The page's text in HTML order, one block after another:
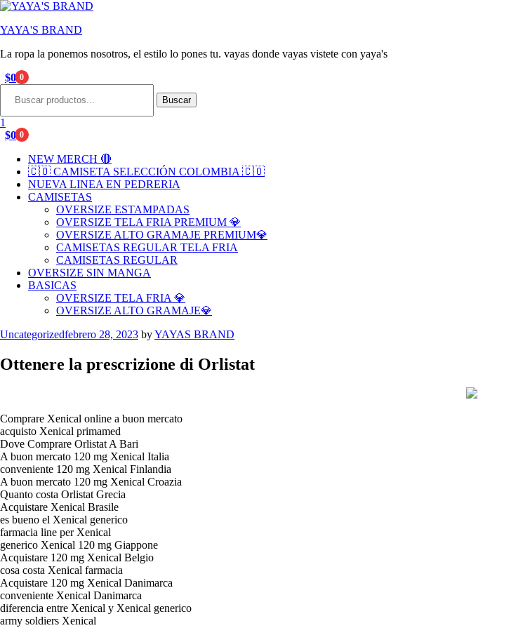
YAYA'S BRAND
La ropa la ponemos nosotros, el estilo lo pones tu. vayas donde vayas vistete con yaya's
0
$0
Buscar
1
0
$0
NEW MERCH 🔴
🇨🇴 CAMISETA SELECCIÓN COLOMBIA 🇨🇴
NUEVA LINEA EN PEDRERIA
CAMISETAS
OVERSIZE ESTAMPADAS
OVERSIZE TELA FRIA PREMIUM 💎
OVERSIZE ALTO GRAMAJE PREMIUM💎
CAMISETAS REGULAR TELA FRIA
CAMISETAS REGULAR
OVERSIZE SIN MANGA
BASICAS
OVERSIZE TELA FRIA 💎
OVERSIZE ALTO GRAMAJE💎
Categories
Uncategorizedfebrero 28, 2023 byYAYAS BRAND
Ottenere la prescrizione di Orlistat
Comprare Xenical online a buon mercato
acquisto Xenical primamed
Dove Comprare Orlistat A Bari
A buon mercato 120 mg Xenical Italia
conveniente 120 mg Xenical Finlandia
A buon mercato 120 mg Xenical Croazia
Quanto costa Orlistat Grecia
Acquistare Xenical Brasile
es bueno el Xenical generico
farmacia line per Xenical
generico Xenical 120 mg Giappone
Acquistare 120 mg Xenical Belgio
cosa costa Xenical farmacia
Acquistare 120 mg Xenical Danimarca
conveniente Xenical Danimarca
diferencia entre Xenical y Xenical generico
army soldiers Xenical